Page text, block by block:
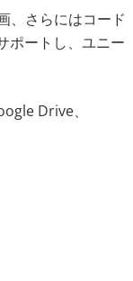
、さらにはコード
ポートし、ユニー
Drive、